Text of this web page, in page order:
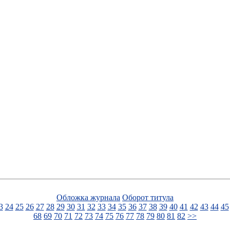
Обложка журнала Оборот титула
24 25 26 27 28 29 30 31 32 33 34 35 36 37 38 39 40 41 42 43 44 45
68 69 70 71 72 73 74 75 76 77 78 79 80 81 82 >>